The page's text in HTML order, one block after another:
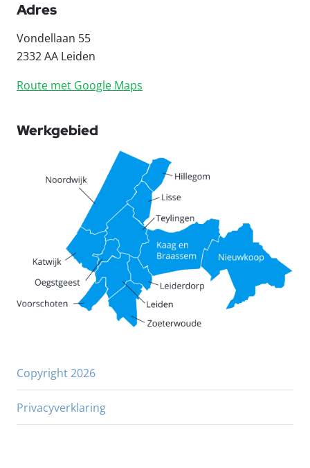
Adres
Vondellaan 55
2332 AA Leiden
Route met Google Maps
Werkgebied
Copyright 2026
Privacyverklaring